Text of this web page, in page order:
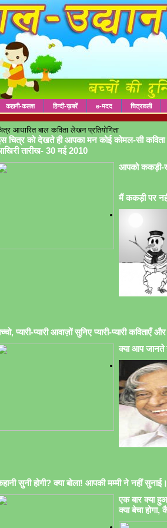
कहानी-कलश हिन्दी-ख़बरें e-मदद चित्रावली
आधारित बाल कविता लेखन प्रतियोगिता
चित्र को देखते ही आपका मन कोई कोमल-सी
तारीख- 30 मई 2010
आपको ककड़ी-
मैं ककड़ी पर
प्यारी-प्यारी आवाज़ों सुनिए प्यारी-प्यारी कविताएँ
क्या आप
सुनी होगी? क्या बोला! आपकी मम्मी ने नहीं
एक बार क्या
क्या बेचा